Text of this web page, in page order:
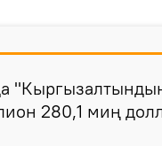
280,1 миң